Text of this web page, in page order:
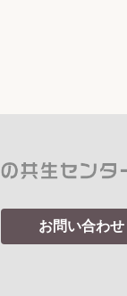
お問い合わせ